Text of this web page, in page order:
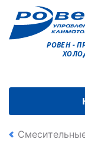
РОВЕН -